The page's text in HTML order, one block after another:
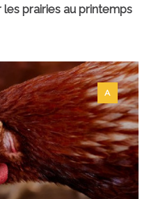
prairies au printemps
A